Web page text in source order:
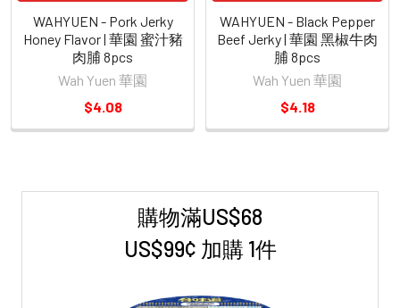
購物滿US$68
US$99¢ 加購 1件
WAHYUEN - Pork Jerky
Honey Flavor | 華園 蜜汁豬
肉脯 8pcs
Wah Yuen 華園
$4.08
WAHYUEN - Black Pepper
Beef Jerky | 華園 黑椒牛肉
脯 8pcs
Wah Yuen 華園
$4.18